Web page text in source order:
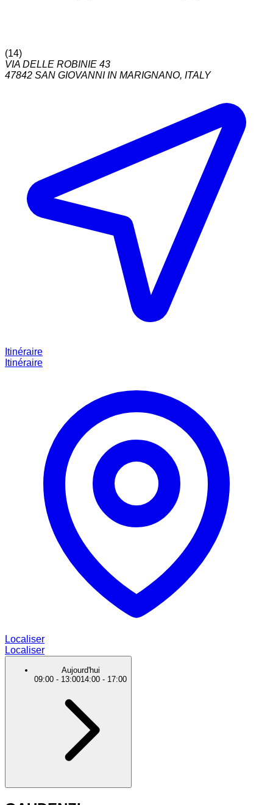
(14)
VIA DELLE ROBINIE 43
47842 SAN GIOVANNI IN MARIGNANO, ITALY
Itinéraire
Itinéraire
Localiser
Localiser
Aujourd'hui
09:00 - 13:0014:00 - 17:00